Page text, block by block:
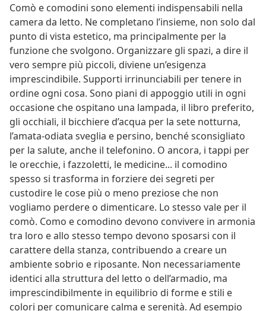
Comò e comodini sono elementi indispensabili nella
camera da letto. Ne completano l’insieme, non solo dal
punto di vista estetico, ma principalmente per la
funzione che svolgono. Organizzare gli spazi, a dire il
vero sempre più piccoli, diviene un’esigenza
imprescindibile. Supporti irrinunciabili per tenere in
ordine ogni cosa. Sono piani di appoggio utili in ogni
occasione che ospitano una lampada, il libro preferito,
gli occhiali, il bicchiere d’acqua per la sete notturna,
l’amata-odiata sveglia e persino, benché sconsigliato
per la salute, anche il telefonino. O ancora, i tappi per
le orecchie, i fazzoletti, le medicine... il comodino
spesso si trasforma in forziere dei segreti per
custodire le cose più o meno preziose che non
vogliamo perdere o dimenticare. Lo stesso vale per il
comò. Como e comodino devono convivere in armonia
tra loro e allo stesso tempo devono sposarsi con il
carattere della stanza, contribuendo a creare un
ambiente sobrio e riposante. Non necessariamente
identici alla struttura del letto o dell’armadio, ma
imprescindibilmente in equilibrio di forme e stili e
colori per comunicare calma e serenità. Ad esempio